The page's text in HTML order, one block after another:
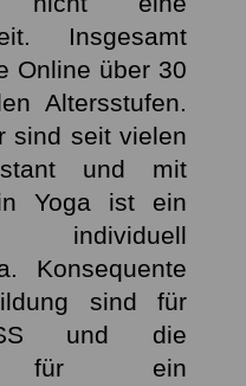
Insgesamt
Online über 30
Altersstufen.
sind seit vielen
und mit
Yoga ist ein
Konsequente
sind für
und die
für ein